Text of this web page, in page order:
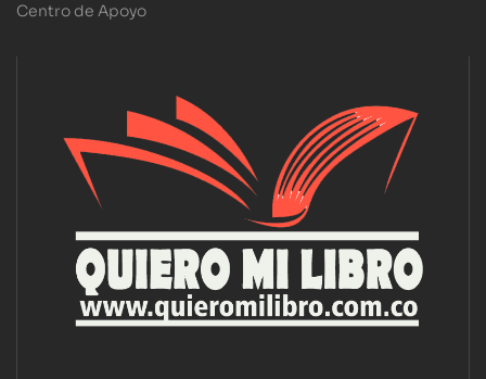
Centro de Apoyo